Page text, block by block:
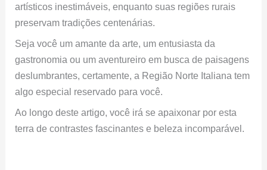
artísticos inestimáveis, enquanto suas regiões rurais
preservam tradições centenárias.
Seja você um amante da arte, um entusiasta da
gastronomia ou um aventureiro em busca de paisagens
deslumbrantes, certamente, a Região Norte Italiana tem
algo especial reservado para você.
Ao longo deste artigo, você irá se apaixonar por esta
terra de contrastes fascinantes e beleza incomparável.